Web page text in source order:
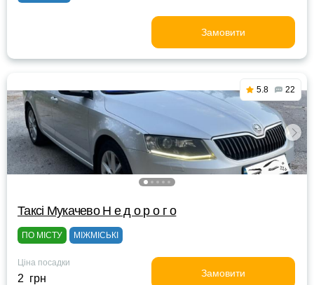
Замовити
5.8 22
Таксі Мукачево Н е д о р о г о
ПО МІСТУ МІЖМІСЬКІ
Ціна посадки
2 грн Замовити